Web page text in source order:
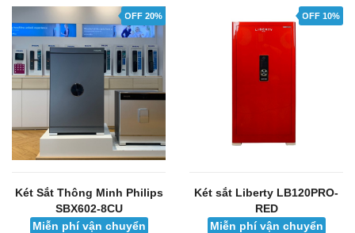
OFF 20%
Két Sắt Thông Minh Philips
SBX602-8CU
Miễn phí vận chuyển
OFF 10%
Két sắt Liberty LB120PRO-
RED
Miễn phí vận chuyển